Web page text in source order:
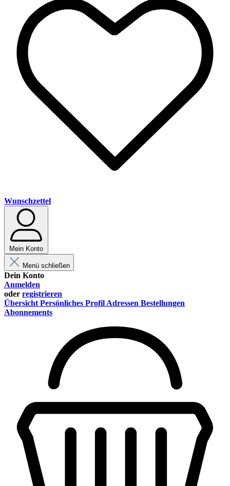
Wunschzettel
Mein Konto
Menü schließen
Dein Konto
Anmelden
oder registrieren
Übersicht Persönliches Profil Adressen Bestellungen
Abonnements